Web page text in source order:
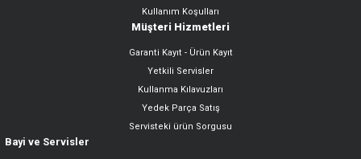
Kullanım Koşulları
Müşteri Hizmetleri
Garanti Kayıt - Ürün Kayıt
Yetkili Servisler
Kullanma Kılavuzları
Yedek Parça Satış
Servisteki ürün Sorgusu
Bayi ve Servisler